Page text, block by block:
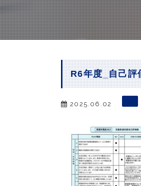
R6年度_自己
2025.06.02